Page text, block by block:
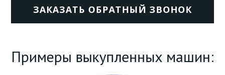
ЗАКАЗАТЬ ОБРАТНЫЙ ЗВОНОК
Примеры выкупленных машин: